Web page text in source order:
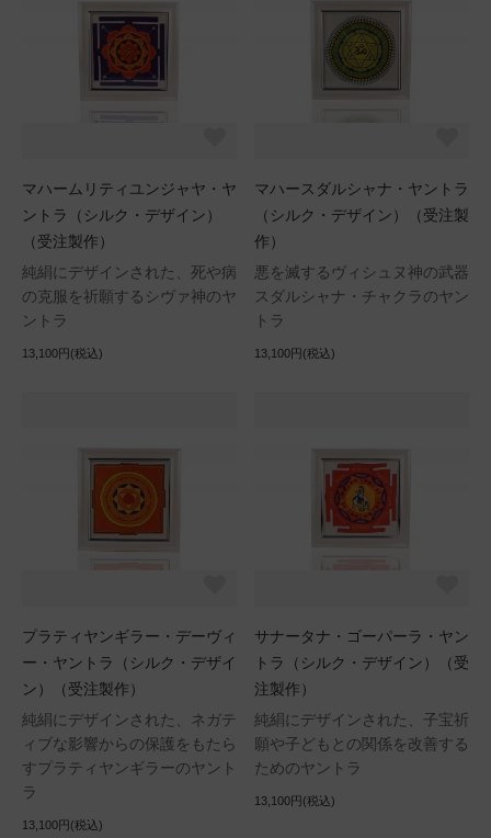
マハームリティユンジャヤ・ヤ
ントラ（シルク・デザイン）
（受注製作）
純絹にデザインされた、死や病
の克服を祈願するシヴァ神のヤ
ントラ
13,100円(税込)
マハースダルシャナ・ヤントラ
（シルク・デザイン）（受注製
作）
悪を滅するヴィシュヌ神の武器
スダルシャナ・チャクラのヤン
トラ
13,100円(税込)
プラティヤンギラー・デーヴィ
ー・ヤントラ（シルク・デザイ
ン）（受注製作）
純絹にデザインされた、ネガテ
ィブな影響からの保護をもたら
すプラティヤンギラーのヤント
ラ
13,100円(税込)
サナータナ・ゴーパーラ・ヤン
トラ（シルク・デザイン）（受
注製作）
純絹にデザインされた、子宝祈
願や子どもとの関係を改善する
ためのヤントラ
13,100円(税込)